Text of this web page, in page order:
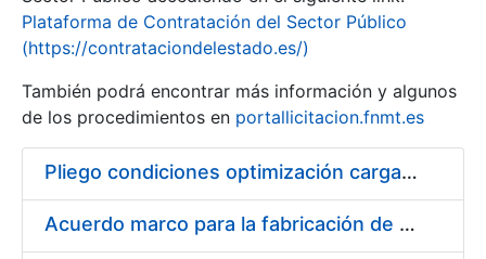
Show/Hide
Plataforma de Contratación del Sector Público
(https://contrataciondelestado.es/)
También podrá encontrar más información y algunos
de los procedimientos en portallicitacion.fnmt.es
Pliego condiciones optimización cargas compras firmado
Acuerdo marco para la fabricación de piezas